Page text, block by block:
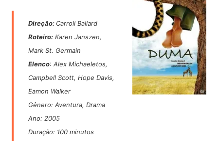
Direção: Carroll Ballard
Roteiro:Karen Janszen,
Mark St. Germain
Elenco: Alex Michaeletos,
Campbell Scott, Hope Davis,
Eamon Walker
Gênero: Aventura, Drama
Ano: 2005
Duração: 100 minutos